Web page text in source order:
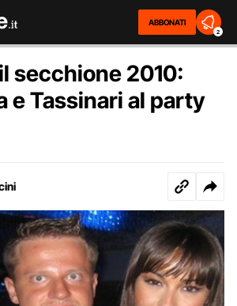
ABBONATI
2
secchione 2010:
e Tassinari al party